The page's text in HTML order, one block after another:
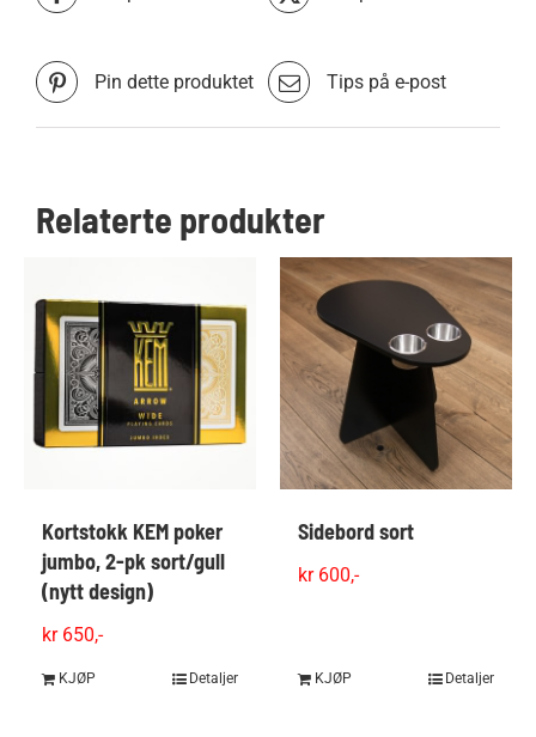
på
Pin dette produktet Tips på e-post
Relaterte produkter
Kortstokk KEM poker
jumbo, 2-pk sort/gull
(nytt design)
kr650,-
KJØP Detaljer
Sidebord sort
kr600,-
KJØP Detaljer